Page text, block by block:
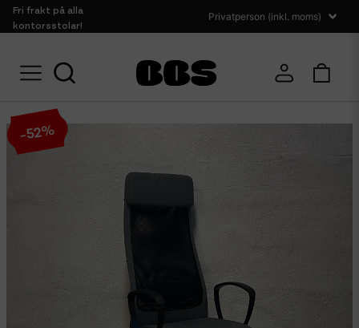
Fri frakt på alla
kontorsstolar!
Hem Sittmöbler Kontorsstolar IKEA Markus
-52%